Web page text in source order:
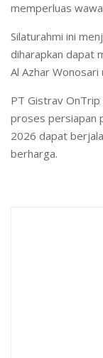
memperluas
Silaturahmi ini
diharapkan dapat
Al Azhar Wonosari
PT Gistrav
proses persiapan
2026 dapat
berharga.